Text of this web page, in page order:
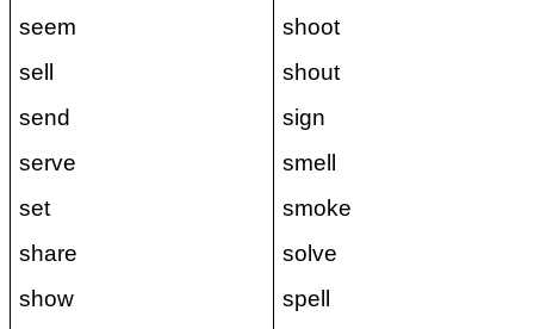
seem
sell
send
serve
set
share
show
shoot
shout
sign
smell
smoke
solve
spell